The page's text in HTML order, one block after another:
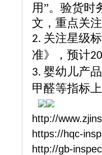
用”。验货时
文，重点关
2. 关注星级
准》，预计
3. 婴幼儿产
甲醛等指标
http://
https://hqc-
http://gb-